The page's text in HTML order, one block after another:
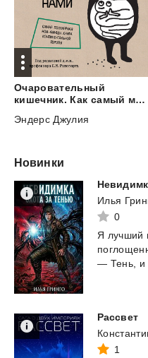
Очаровательный
кишечник. Как самый могущественный орган управляет нами
Эндерс Джулия
Новинки
Илья
0
Я лучший
— Тень, и
Рассвет
1